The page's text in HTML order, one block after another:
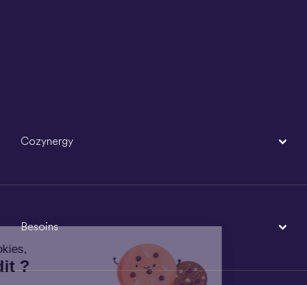
Cozynergy
Besoins
Un peu de cookies,
ça vous dit ?